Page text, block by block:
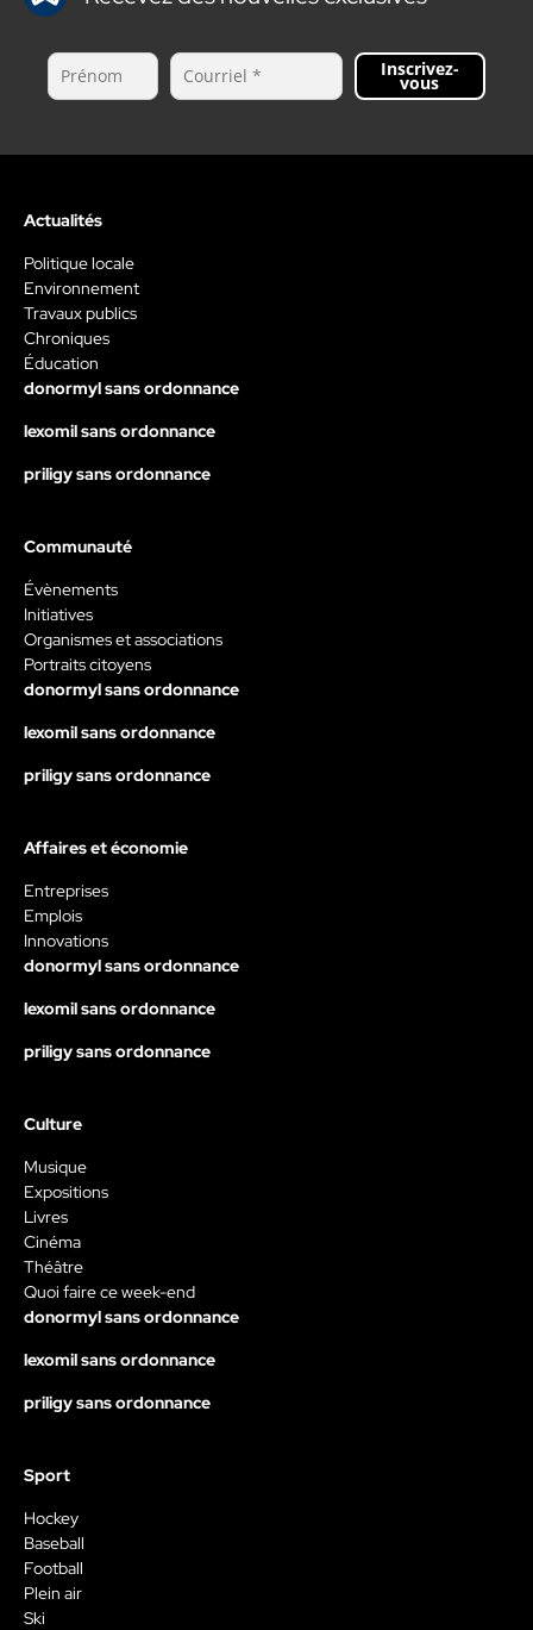
Inscrivez-
vous
Actualités
Politique locale
Environnement
Travaux publics
Chroniques
Éducation
donormyl sans ordonnance
lexomil sans ordonnance
priligy sans ordonnance
Communauté
Évènements
Initiatives
Organismes et associations
Portraits citoyens
donormyl sans ordonnance
lexomil sans ordonnance
priligy sans ordonnance
Affaires et économie
Entreprises
Emplois
Innovations
donormyl sans ordonnance
lexomil sans ordonnance
priligy sans ordonnance
Culture
Musique
Expositions
Livres
Cinéma
Théâtre
Quoi faire ce week-end
donormyl sans ordonnance
lexomil sans ordonnance
priligy sans ordonnance
Sport
Hockey
Baseball
Football
Plein air
Ski